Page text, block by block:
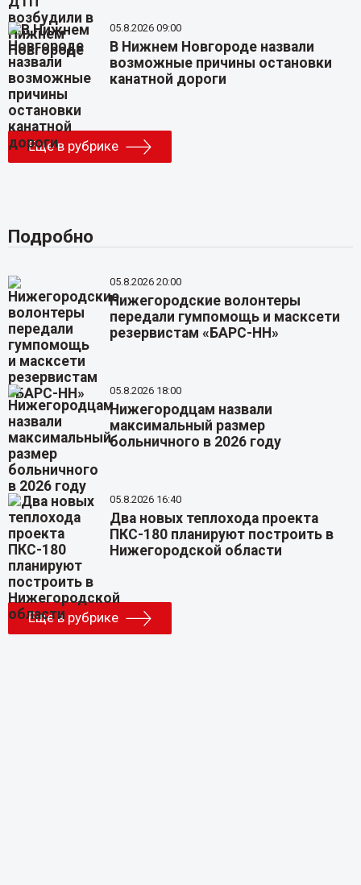
05.8.2026 09:00
В Нижнем Новгороде назвали
возможные причины остановки
канатной дороги
Еще в рубрике
Подробно
05.8.2026 20:00
Нижегородские волонтеры
передали гумпомощь и масксети
резервистам «БАРС-НН»
05.8.2026 18:00
Нижегородцам назвали
максимальный размер
больничного в 2026 году
05.8.2026 16:40
Два новых теплохода проекта
ПКС-180 планируют построить в
Нижегородской области
Еще в рубрике